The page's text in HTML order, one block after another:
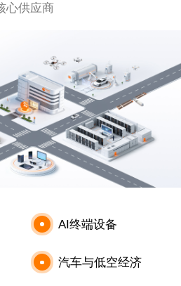
AI终端设备
汽车与低空经济
心供应商